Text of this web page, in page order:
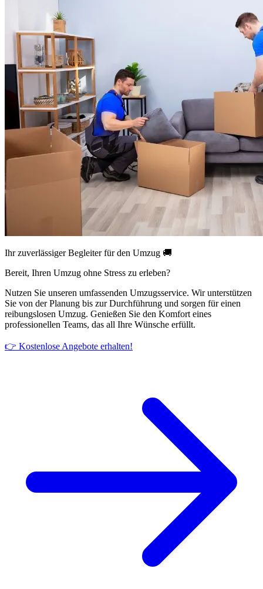
Ihr zuverlässiger Begleiter für den Umzug 🚚
Bereit, Ihren Umzug ohne Stress zu erleben?
Nutzen Sie unseren umfassenden Umzugsservice. Wir unterstützen
Sie von der Planung bis zur Durchführung und sorgen für einen
reibungslosen Umzug. Genießen Sie den Komfort eines
professionellen Teams, das all Ihre Wünsche erfüllt.
👉 Kostenlose Angebote erhalten!